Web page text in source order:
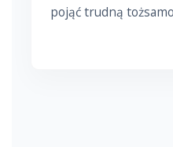
pojąć trudną